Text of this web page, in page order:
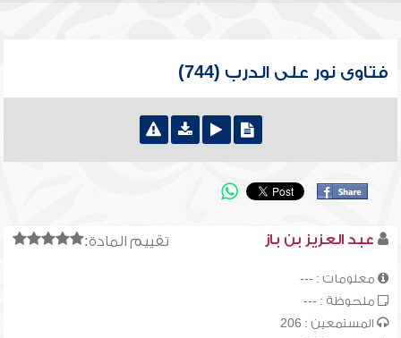
فتاوى نور على الدرب (744)
تقييم المادة: عبد العزيز بن باز
معلومات : ---
ملحوظة : ---
المستمعين : 206